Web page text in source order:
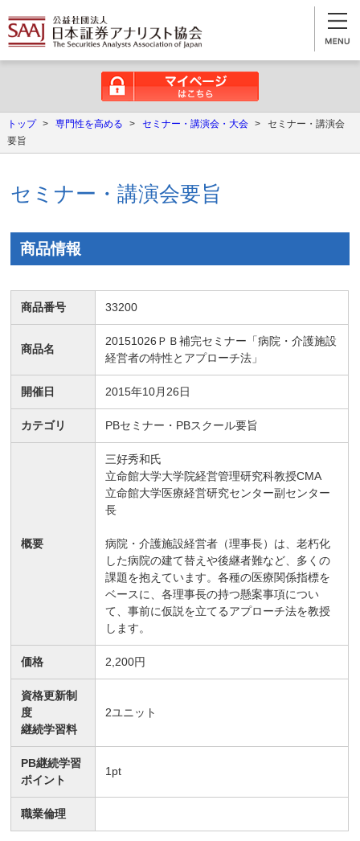
トップ > 専門性を高める > セミナー・講演会・大会 >
セミナー・講演会
要旨
セミナー・講演会要旨
商品情報
商品番号 33200
商品名
20151026ＰＢ補完セミナー「病院・介護施設
経営者の特性とアプローチ法」
開催日 2015年10月26日
カテゴリ PBセミナー・PBスクール要旨
概要
三好秀和氏
立命館大学大学院経営管理研究科教授CMA
立命館大学医療経営研究センター副センター
長
病院・介護施設経営者（理事長）は、老朽化
した病院の建て替えや後継者難など、多くの
課題を抱えています。各種の医療関係指標を
ベースに、各理事長の持つ懸案事項につい
て、事前に仮説を立てるアプローチ法を教授
します。
価格 2,200円
資格更新制
度
継続学習料
2ユニット
PB継続学習
ポイント
1 pt
職業倫理